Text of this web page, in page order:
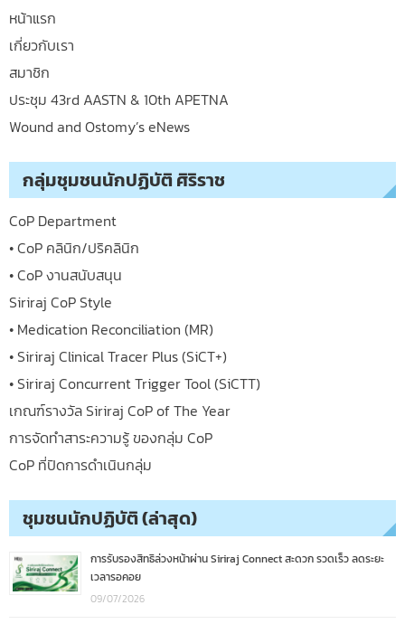
หน้าแรก
เกี่ยวกับเรา
สมาชิก
ประชุม 43rd AASTN & 10th APETNA
Wound and Ostomy’s eNews
กลุ่มชุมชนนักปฏิบัติ ศิริราช
CoP Department
• CoP คลินิก/ปริคลินิก
• CoP งานสนับสนุน
Siriraj CoP Style
• Medication Reconciliation (MR)
• Siriraj Clinical Tracer Plus (SiCT+)
• Siriraj Concurrent Trigger Tool (SiCTT)
เกณฑ์รางวัล Siriraj CoP of The Year
การจัดทำสาระความรู้ ของกลุ่ม CoP
CoP ที่ปิดการดำเนินกลุ่ม
ชุมชนนักปฏิบัติ (ล่าสุด)
การรับรองสิทธิล่วงหน้าผ่าน Siriraj Connect สะดวก รวดเร็ว ลดระยะ
เวลารอคอย
09/07/2026